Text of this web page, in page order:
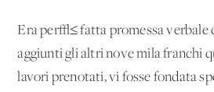
Era per√≤ fatta promessa verbale
aggiunti gli altri nove mila franchi
lavori prenotati, vi fosse fondata